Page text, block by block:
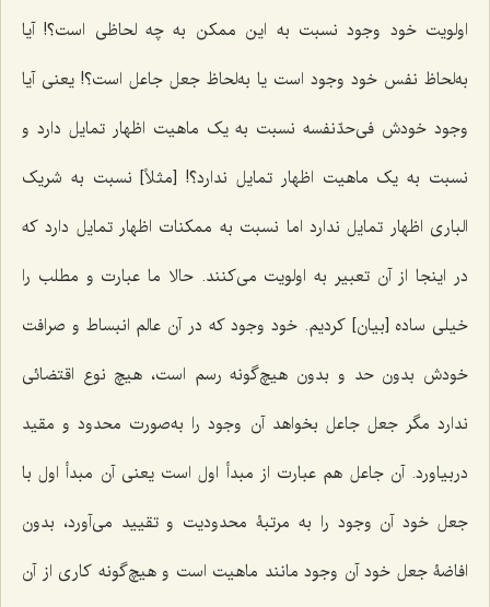
اولویت خود وجود نسبت به این ممکن به چه لحاظی است؟! آیا
به‌لحاظ نفس خود وجود است یا به‌لحاظ جعل جاعل است؟! یعنی آیا
وجود خودش فی‌حدّنفسه نسبت به یک ماهیت اظهار تمایل دارد و
نسبت به یک ماهیت اظهار تمایل ندارد؟! [مثلاً] نسبت به شریک
الباری اظهار تمایل ندارد اما نسبت به ممکنات اظهار تمایل دارد که
در اینجا از آن تعبیر به اولویت می‌کنند. حالا ما عبارت و مطلب را
خیلی ساده [بیان] کردیم. خود وجود که در آن عالم انبساط و صرافت
خودش بدون حد و بدون هیچ‌گونه رسم است، هیچ نوع اقتضائی
ندارد مگر جعل جاعل بخواهد آن وجود را به‌صورت محدود و مقید
دربیاورد. آن جاعل هم عبارت از مبدأ اول است یعنی آن مبدأ اول با
جعل خود آن وجود را به مرتبۀ محدودیت و تقیید می‌آورد، بدون
افاضۀ جعل خود آن وجود مانند ماهیت است و هیچ‌گونه کاری از آن